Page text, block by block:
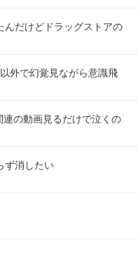
んだけどドラッグストアの
外で幻覚見ながら意識飛
の動画見るだけで泣くの
ず消したい